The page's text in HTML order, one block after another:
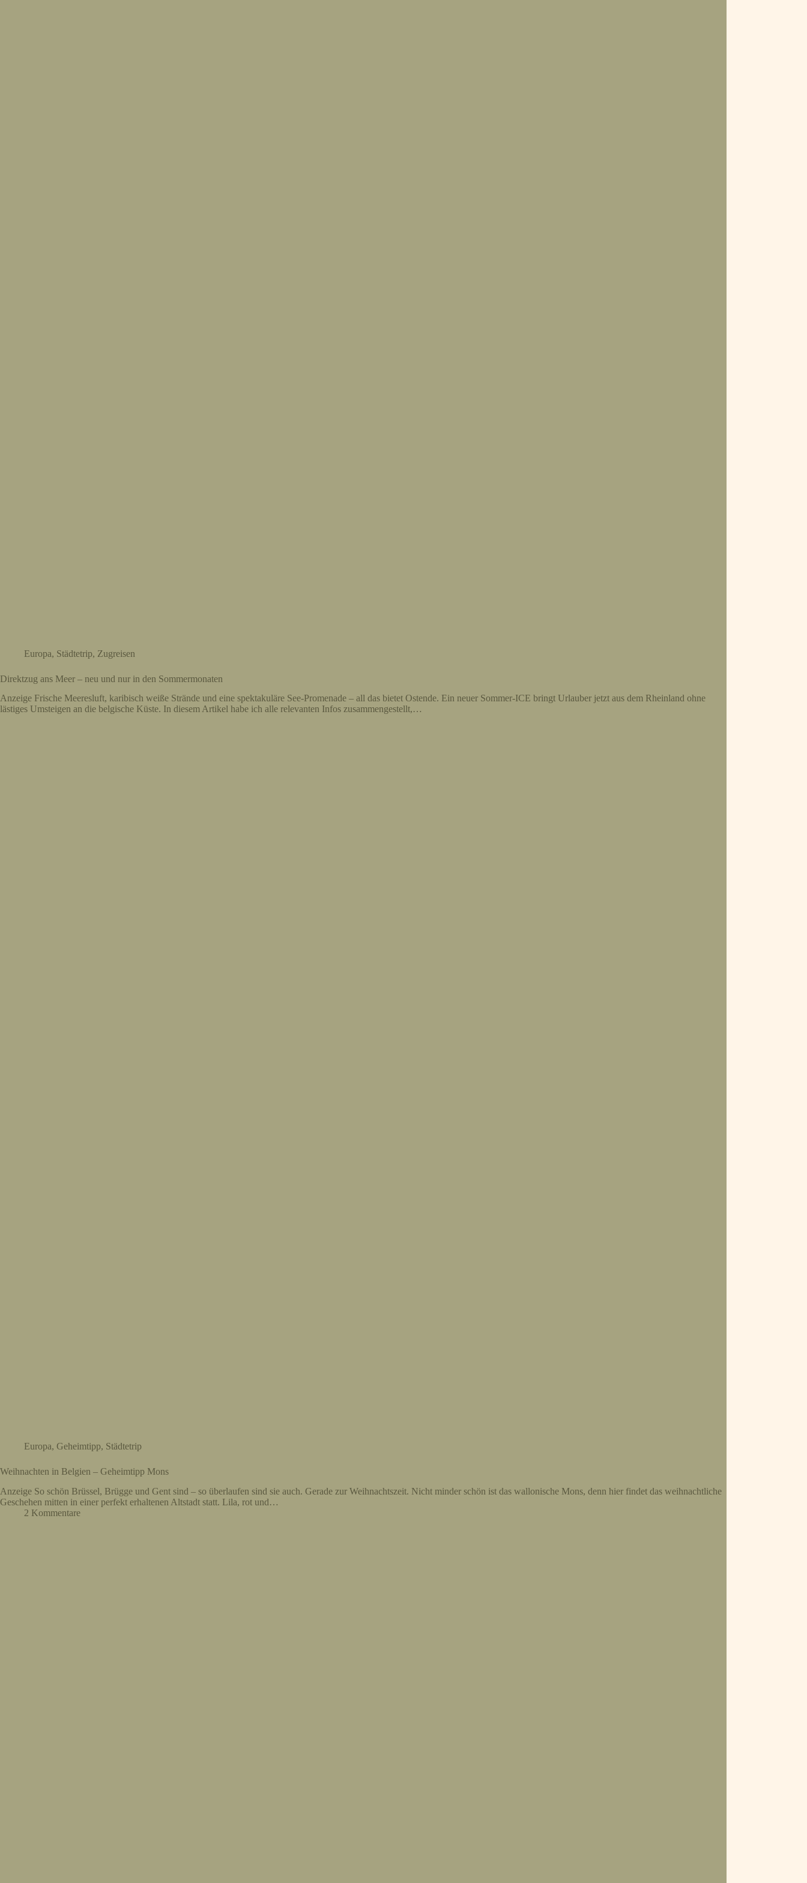
Europa, Städtetrip, Zugreisen
Direktzug ans Meer – neu und nur in den Sommermonaten
Anzeige Frische Meeresluft, karibisch weiße Strände und eine spektakuläre See-Promenade – all das bietet Ostende. Ein neuer Sommer-ICE bringt Urlauber jetzt aus dem Rheinland ohne
lästiges Umsteigen an die belgische Küste. In diesem Artikel habe ich alle relevanten Infos zusammengestellt,…
Europa, Geheimtipp, Städtetrip
Weihnachten in Belgien – Geheimtipp Mons
Anzeige So schön Brüssel, Brügge und Gent sind – so überlaufen sind sie auch. Gerade zur Weihnachtszeit. Nicht minder schön ist das wallonische Mons, denn hier findet das weihnachtliche
Geschehen mitten in einer perfekt erhaltenen Altstadt statt. Lila, rot und…
2 Kommentare